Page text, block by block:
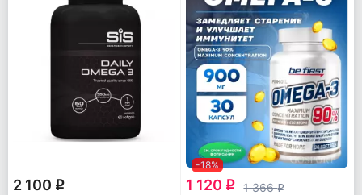
2 100 q
-18%
1 120 q 1 366q